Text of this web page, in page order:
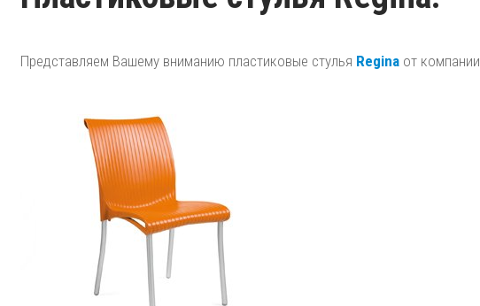
Представляем Вашему вниманию пластиковые стулья Regina от компании